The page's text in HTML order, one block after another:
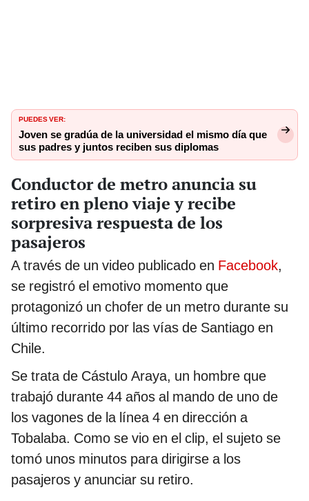
PUEDES VER:
Joven se gradúa de la universidad el mismo día que
sus padres y juntos reciben sus diplomas
Conductor de metro anuncia su
retiro en pleno viaje y recibe
sorpresiva respuesta de los
pasajeros
A través de un video publicado en Facebook,
se registró el emotivo momento que
protagonizó un chofer de un metro durante su
último recorrido por las vías de Santiago en
Chile.
Se trata de Cástulo Araya, un hombre que
trabajó durante 44 años al mando de uno de
los vagones de la línea 4 en dirección a
Tobalaba. Como se vio en el clip, el sujeto se
tomó unos minutos para dirigirse a los
pasajeros y anunciar su retiro.